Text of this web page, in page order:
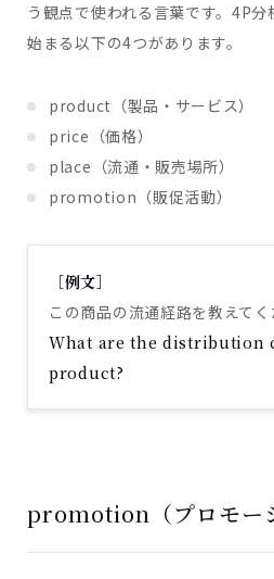
う観点で使われる言葉です。4P
始まる以下の4つがあります。
product（製品・サービス）
price（価格）
place（流通・販売場所）
promotion（販促活動）
［例文］
この商品の流通経路を教えてく
What are the distribution
product?
promotion（プロモー